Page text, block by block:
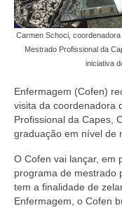
Eleições
Editais e
Eleições
Fiscalização
Carmen Schoci,
Mestrado Profissional da
iniciativa
Enfermagem (Cofen)
visita da coordenadora
Profissional da Capes,
graduação em nível de
O Cofen vai lançar, em
programa de mestrado
tem a finalidade de
Enfermagem, o Cofen